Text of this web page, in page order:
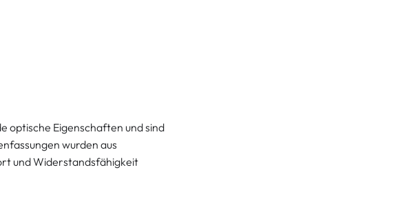
optische Eigenschaften und sind
wurden aus
und Widerstandsfähigkeit